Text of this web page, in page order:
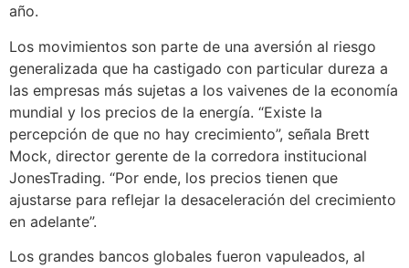
año.
Los movimientos son parte de una aversión al riesgo
generalizada que ha castigado con particular dureza a
las empresas más sujetas a los vaivenes de la economía
mundial y los precios de la energía. “Existe la
percepción de que no hay crecimiento”, señala Brett
Mock, director gerente de la corredora institucional
JonesTrading. “Por ende, los precios tienen que
ajustarse para reflejar la desaceleración del crecimiento
en adelante”.
Los grandes bancos globales fueron vapuleados, al